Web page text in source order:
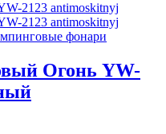
фонари
Огонь YW-